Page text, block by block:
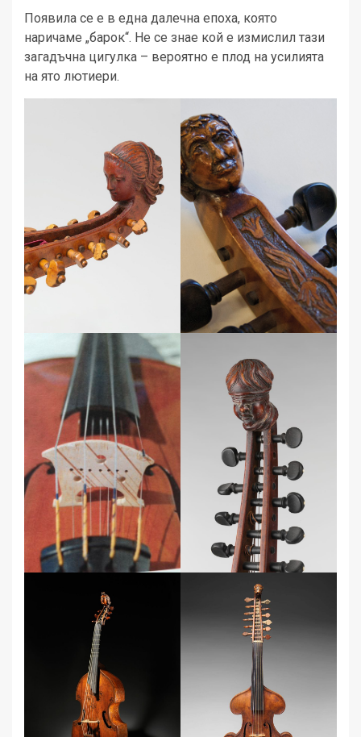
Появила се е в една далечна епоха, която
наричаме „барок“. Не се знае кой е измислил тази
загадъчна цигулка – вероятно е плод на усилията
на ято лютиери.